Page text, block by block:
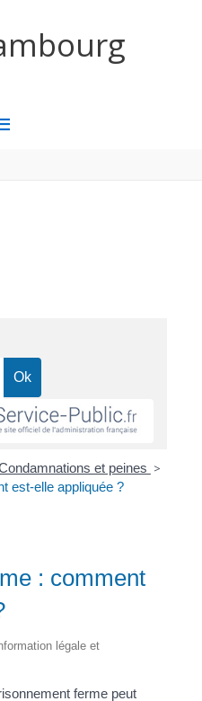
et peines >
est-elle appliquée ?
: comment
légale et
ferme peut